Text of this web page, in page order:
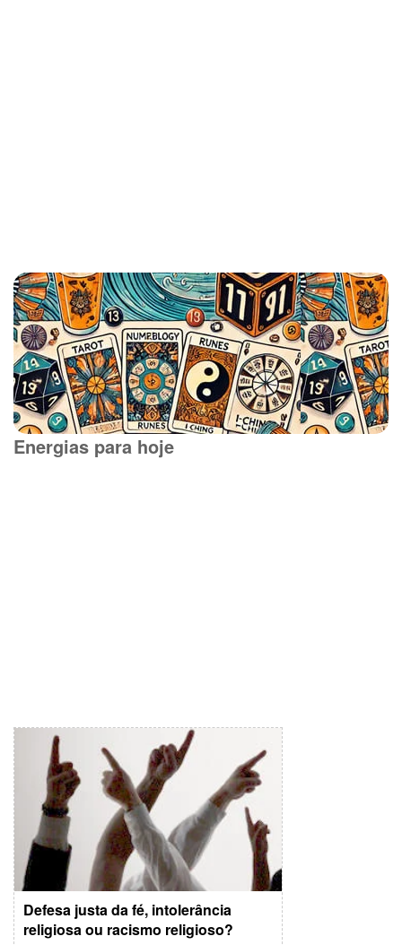
Energias para hoje
Defesa justa da fé, intolerância
religiosa ou racismo religioso?